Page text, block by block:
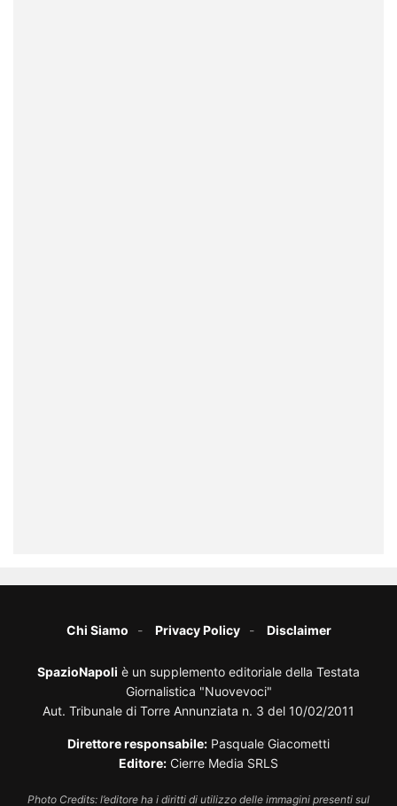
Chi Siamo Privacy Policy Disclaimer
SpazioNapoli è un supplemento editoriale della Testata
Giornalistica "Nuovevoci"
Aut. Tribunale di Torre Annunziata n. 3 del 10/02/2011
Direttore responsabile: Pasquale Giacometti
Editore: Cierre Media SRLS
Photo Credits: l’editore ha i diritti di utilizzo delle immagini presenti sul